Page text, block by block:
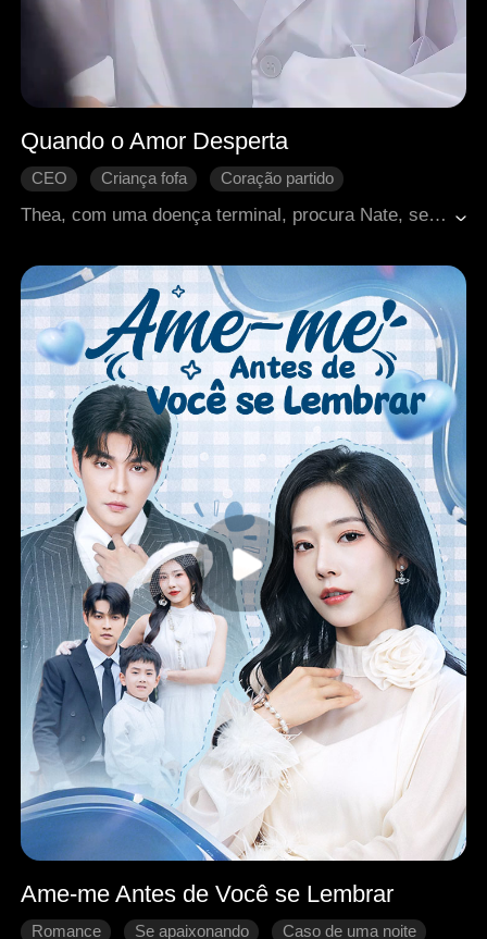
Quando o Amor Desperta
CEO Criança fofa
Coração partido
Thea, com uma doença terminal, procura Nate, seu ex de sete anos, para confiar a guarda da filha, Beth. Marcados por mágoas e mal-entendidos do passado, eles se reconectam aos poucos graças à pureza de Beth, com a orientação da sábia avó Dina. Quando a verdade vem à tona, desperta-se o amor paternal adormecido de Nate.
Ame-me Antes de Você se Lembrar
Romance Se apaixonando Caso de uma noite